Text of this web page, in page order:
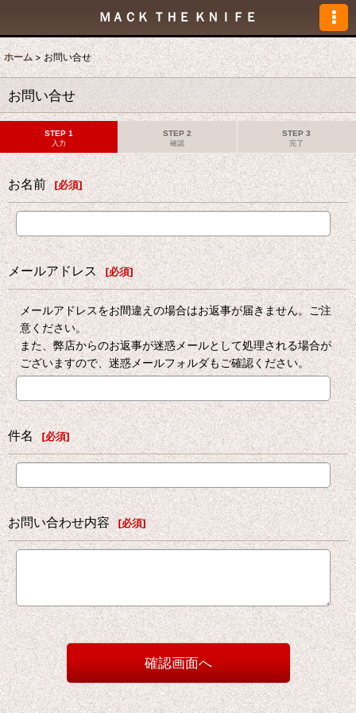
ＭＡＣＫ ＴＨＥ ＫＮＩＦＥ
ホーム > お問い合せ
お問い合せ
STEP 1
入力
STEP 2
確認
STEP 3
完了
お名前 [必須]
メールアドレス [必須]
メールアドレスをお間違えの場合はお返事が届きません。ご注
意ください。
また、弊店からのお返事が迷惑メールとして処理される場合が
ございますので、迷惑メールフォルダもご確認ください。
件名 [必須]
お問い合わせ内容 [必須]
確認画面へ